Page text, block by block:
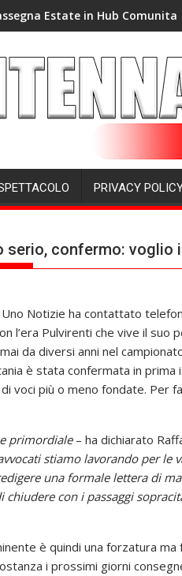
Estate in Hub Comunita
PRIVACY
serio, confermo: voglio
Uno Notizie ha contattato
l’era Pulvirenti che vive il suo
da diversi anni nel
è stata confermata in
voci più o meno fondate. Per
primordiale– ha dichiarato
stiamo lavorando per
una formale lettera di
con i passaggi
è quindi una forzatura
i prossimi giorni